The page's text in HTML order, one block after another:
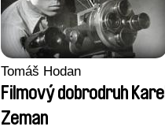
Tomáš Hodan
Filmový dobrodruh Karel
Zeman